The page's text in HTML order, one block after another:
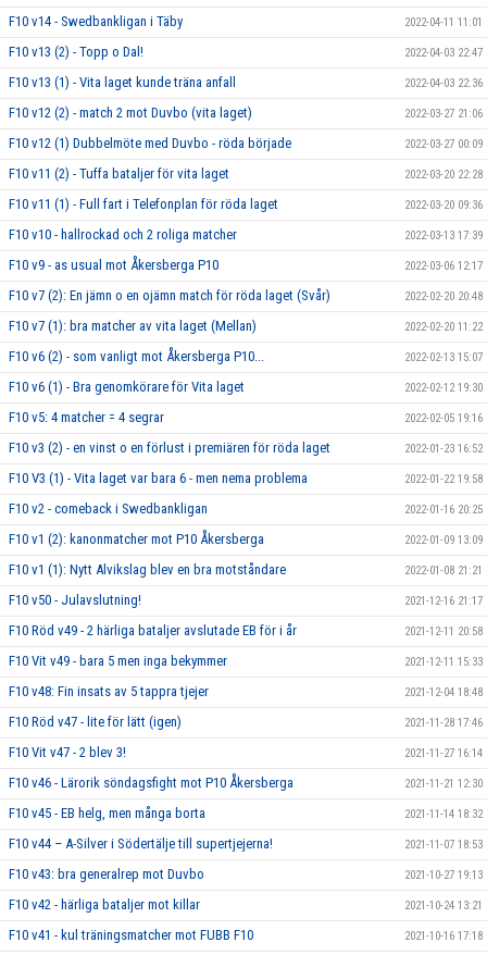
F10 v14 - Swedbankligan i Täby 2022-04-11 11:01
F10 v13 (2) - Topp o Dal! 2022-04-03 22:47
F10 v13 (1) - Vita laget kunde träna anfall 2022-04-03 22:36
F10 v12 (2) - match 2 mot Duvbo (vita laget) 2022-03-27 21:06
F10 v12 (1) Dubbelmöte med Duvbo - röda började 2022-03-27 00:09
F10 v11 (2) - Tuffa bataljer för vita laget 2022-03-20 22:28
F10 v11 (1) - Full fart i Telefonplan för röda laget 2022-03-20 09:36
F10 v10 - hallrockad och 2 roliga matcher 2022-03-13 17:39
F10 v9 - as usual mot Åkersberga P10 2022-03-06 12:17
F10 v7 (2): En jämn o en ojämn match för röda laget (Svår) 2022-02-20 20:48
F10 v7 (1): bra matcher av vita laget (Mellan) 2022-02-20 11:22
F10 v6 (2) - som vanligt mot Åkersberga P10... 2022-02-13 15:07
F10 v6 (1) - Bra genomkörare för Vita laget 2022-02-12 19:30
F10 v5: 4 matcher = 4 segrar 2022-02-05 19:16
F10 v3 (2) - en vinst o en förlust i premiären för röda laget 2022-01-23 16:52
F10 V3 (1) - Vita laget var bara 6 - men nema problema 2022-01-22 19:58
F10 v2 - comeback i Swedbankligan 2022-01-16 20:25
F10 v1 (2): kanonmatcher mot P10 Åkersberga 2022-01-09 13:09
F10 v1 (1): Nytt Alvikslag blev en bra motståndare 2022-01-08 21:21
F10 v50 - Julavslutning! 2021-12-16 21:17
F10 Röd v49 - 2 härliga bataljer avslutade EB för i år 2021-12-11 20:58
F10 Vit v49 - bara 5 men inga bekymmer 2021-12-11 15:33
F10 v48: Fin insats av 5 tappra tjejer 2021-12-04 18:48
F10 Röd v47 - lite för lätt (igen) 2021-11-28 17:46
F10 Vit v47 - 2 blev 3! 2021-11-27 16:14
F10 v46 - Lärorik söndagsfight mot P10 Åkersberga 2021-11-21 12:30
F10 v45 - EB helg, men många borta 2021-11-14 18:32
F10 v44 – A-Silver i Södertälje till supertjejerna! 2021-11-07 18:53
F10 v43: bra generalrep mot Duvbo 2021-10-27 19:13
F10 v42 - härliga bataljer mot killar 2021-10-24 13:21
F10 v41 - kul träningsmatcher mot FUBB F10 2021-10-16 17:18